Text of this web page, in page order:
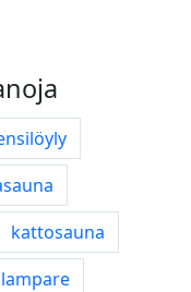
kattosauna
lampare